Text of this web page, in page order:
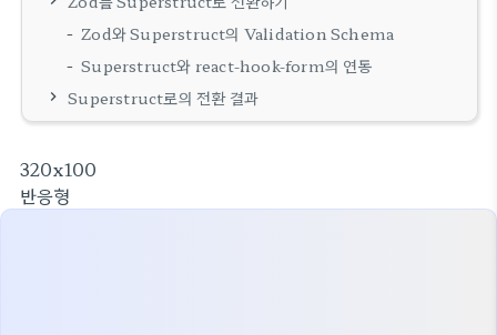
Zod와 Superstruct의 Validation Schema
Superstruct와 react-hook-form의 연동
Superstruct로의 전환 결과
320x100
반응형